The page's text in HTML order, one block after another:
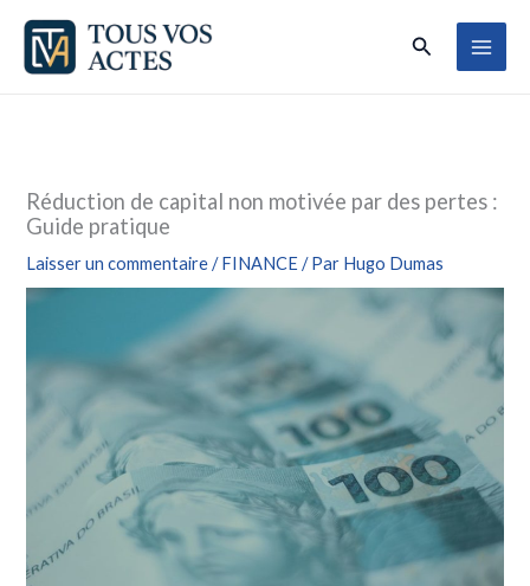
Aller
contenu
Rechercher
Réduction de capital non motivée par des pertes :
Guide pratique
Laisser un commentaire /FINANCE / Par Hugo Dumas